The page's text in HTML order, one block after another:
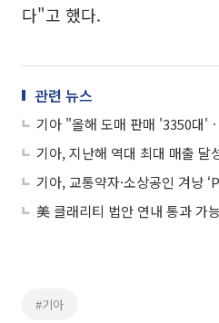
다"고 했다.
관련 뉴스
기아 "올해 도매 판매 '3350대'
기아, 교통약자·소상공인 겨냥
#기아